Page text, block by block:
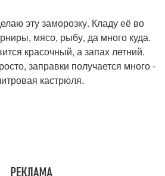
эту заморозку. Кладу её во
мясо, рыбу, да много куда.
красочный, а запах летний.
заправки получается много -
кастрюля.